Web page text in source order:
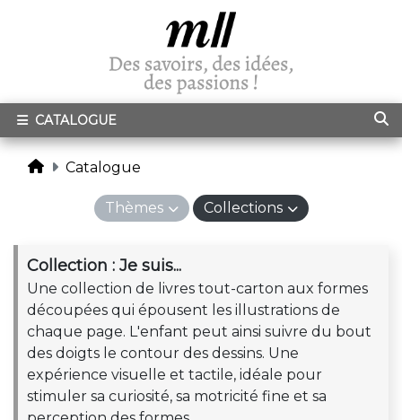
CATALOGUE
Catalogue
Thèmes Collections
Collection : Je suis...
Une collection de livres tout-carton aux formes
découpées qui épousent les illustrations de
chaque page. L'enfant peut ainsi suivre du bout
des doigts le contour des dessins. Une
expérience visuelle et tactile, idéale pour
stimuler sa curiosité, sa motricité fine et sa